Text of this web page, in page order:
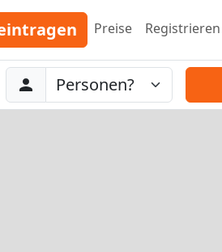
Preise Registrieren
Abreise
Personen